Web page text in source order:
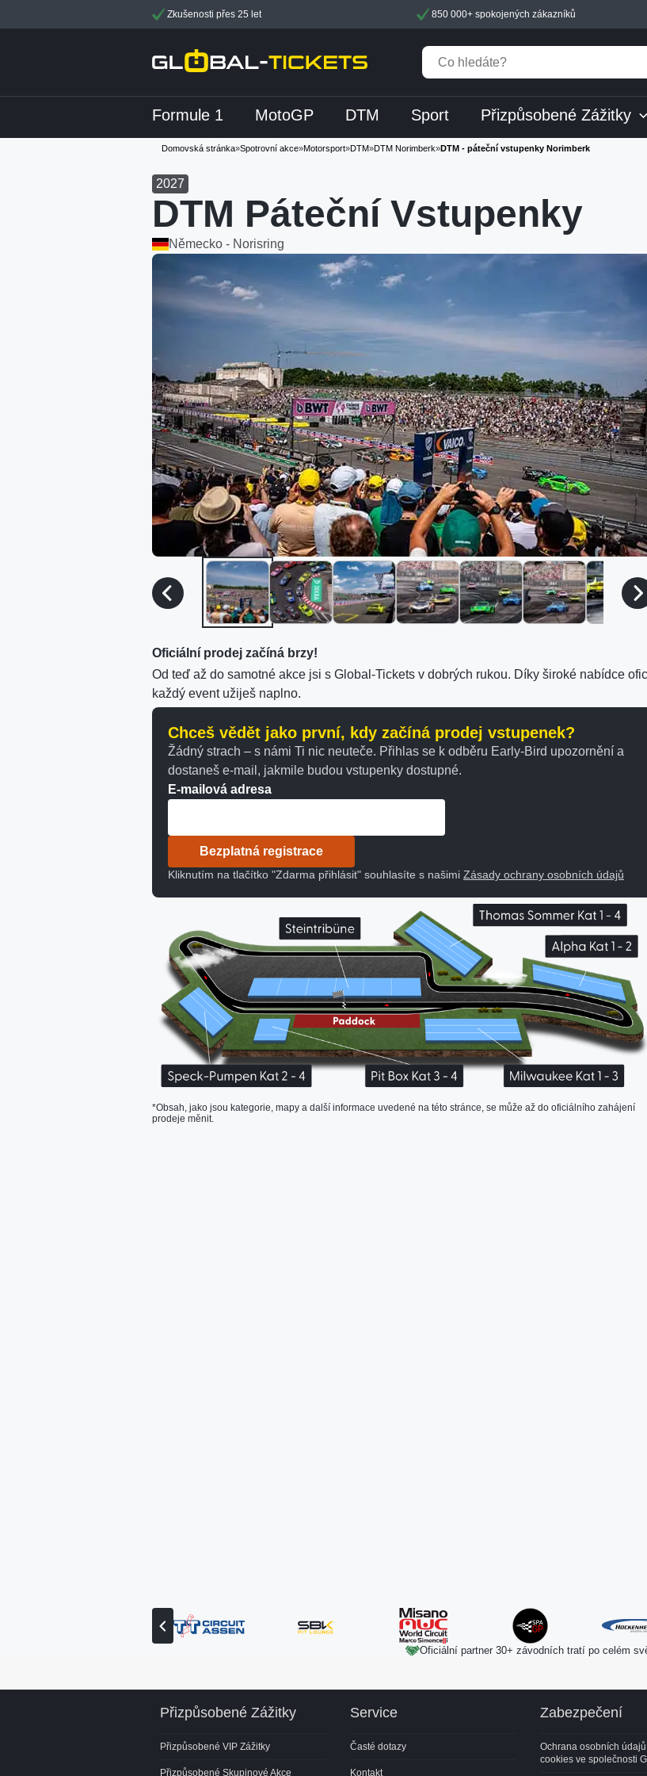
Zkušenosti přes 25 let 850 000+ spokojených zákazníků
Formule 1 MotoGP DTM Sport Přizpůsobené Zážitky
Domovská stránka»Spotrovní akce»Motorsport»DTM»DTM Norimberk»DTM - páteční vstupenky Norimberk
2027
DTM Páteční Vstupenky
Německo - Norisring
Oficiální prodej začíná brzy!
Od teď až do samotné akce jsi s Global-Tickets v dobrých rukou. Díky široké nabídce
každý event užiješ naplno.
Chceš vědět jako první, kdy začíná prodej vstupenek?
Žádný strach – s námi Ti nic neuteče. Přihlas se k odběru Early-Bird upozornění a
dostaneš e-mail, jakmile budou vstupenky dostupné.
E-mailová adresa
Bezplatná registrace
Kliknutím na tlačítko "Zdarma přihlásit" souhlasíte s našimi Zásady ochrany osobních údajů
*Obsah, jako jsou kategorie, mapy a další informace uvedené na této stránce, se může až do oficiálního zahájení
prodeje měnit.
Zobrazit
předchozího
Oficiální partner 30+ závodních tratí po celém
Přizpůsobené Zážitky
Přizpůsobené VIP Zážitky
Přizpůsobené Skupinové Akce
Service
Časté dotazy
Kontakt
Zabezpečení
Ochrana osobních
cookies ve společnosti